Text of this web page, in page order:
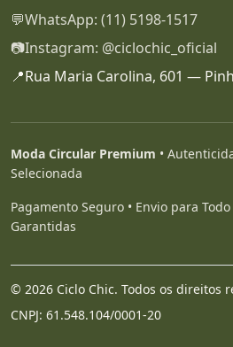
💬WhatsApp: (11) 5198-1517
📷Instagram: @ciclochic_oficial
📍Rua Maria Carolina, 601 —
Moda Circular Premium •
Selecionada
Pagamento Seguro • Envio para
Garantidas
© 2026 Ciclo Chic. Todos os direitos
CNPJ: 61.548.104/0001-20